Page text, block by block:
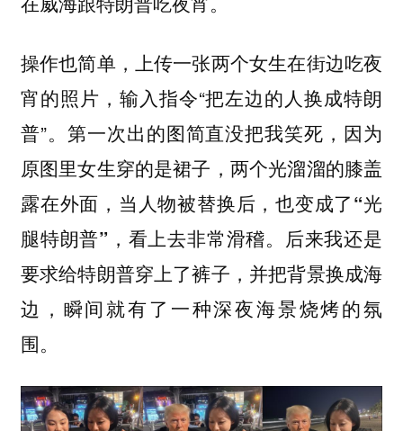
操作也简单，上传一张两个女生在街边吃夜
宵的照片，输入指令“把左边的人换成特朗
普”。第一次出的图简直没把我笑死， 因为
原图里女生穿的是裙子，两个光溜溜的膝盖
露在外面，当人物被替换后，也变成了“光
腿特朗普” ，看上去非常滑稽。后来我还是
要求给特朗普穿上了裤子，并把背景换成海
边，瞬间就有了一种深夜海景烧烤的氛
围。